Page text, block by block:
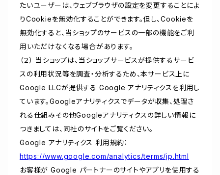
たいユーザーは、ウェブブラウザの設定を変更することによ
りCookieを無効化することができます。但し、Cookieを
無効化すると、当ショップのサービスの一部の機能をご利
用いただけなくなる場合があります。
（２） 当ショップは、当ショップサービスが提供するサービ
スの利用状況等を調査・分析するため、本サービス上に
Google LLCが提供する Google アナリティクスを利用し
ています。Googleアナリティクスでデータが収集、処理さ
れる仕組みその他Googleアナリティクスの詳しい情報に
つきましては、同社のサイトをご覧ください。
Google アナリティクス 利用規約：
https://www.google.com/analytics/terms/jp.html
お客様が Google パートナーのサイトやアプリを使用する